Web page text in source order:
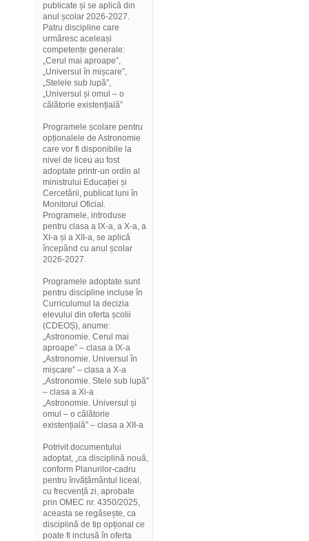
publicate și se aplică din
anul școlar 2026-2027.
Patru discipline care
urmăresc aceleași
competențe generale:
„Cerul mai aproape”,
„Universul în mișcare”,
„Stelele sub lupă”,
„Universul și omul – o
călătorie existențială”
Programele școlare pentru
opționalele de Astronomie
care vor fi disponibile la
nivel de liceu au fost
adoptate printr-un ordin al
ministrului Educației și
Cercetării, publicat luni în
Monitorul Oficial.
Programele, introduse
pentru clasa a IX-a, a X-a, a
XI-a și a XII-a, se aplică
începând cu anul școlar
2026-2027.
Programele adoptate sunt
pentru discipline incluse în
Curriculumul la decizia
elevului din oferta școlii
(CDEOȘ), anume:
„Astronomie. Cerul mai
aproape” – clasa a IX-a
„Astronomie. Universul în
mișcare” – clasa a X-a
„Astronomie. Stele sub lupă”
– clasa a Xi-a
„Astronomie. Universul și
omul – o călătorie
existențială” – clasa a XII-a
Potrivit documentului
adoptat, „ca disciplină nouă,
conform Planurilor-cadru
pentru învățământul liceal,
cu frecvență zi, aprobate
prin OMEC nr. 4350/2025,
aceasta se regăsește, ca
disciplină de tip opțional ce
poate fi inclusă în oferta